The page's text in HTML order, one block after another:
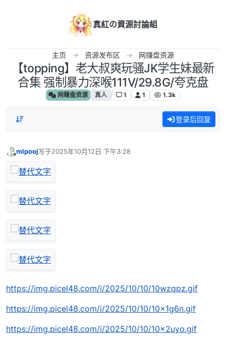
真紅の資源討論組
主页 资源发布区 网赚盘资源
【topping】老大叔爽玩骚JK学生妹最新
合集 强制暴力深喉111V/29.8G/夸克盘
网赚盘资源 真人 1 1 1.3k
登录后回复
mlpooj写于2025年10月12日 下午3:28
最后由 编辑
https://img.picel48.com/i/2025/10/10/10wzqpz.gif
https://img.picel48.com/i/2025/10/10/10x1g6n.gif
https://img.picel48.com/i/2025/10/10/10x2uyo.gif